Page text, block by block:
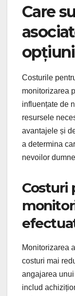
Care
Costurile
monitorizarea
influențate de
resursele
avantajele și
a determina
nevoilor
Costuri
Monitorizarea
costuri mai
angajarea
includ